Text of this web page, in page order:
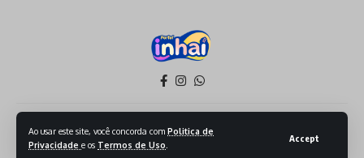
Ao usar este site, você concorda com Politica de
Privacidade e os Termos de Uso
Accept
Todos os Direitos reservados - 2026 - Produzido por Sept Mídia
Política de Privacidade